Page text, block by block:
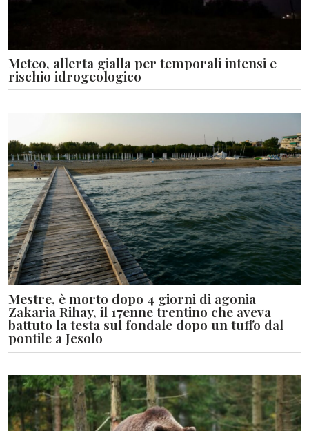
Meteo, allerta gialla per temporali intensi e
rischio idrogeologico
Mestre, è morto dopo 4 giorni di agonia
Zakaria Rihay, il 17enne trentino che aveva
battuto la testa sul fondale dopo un tuffo dal
pontile a Jesolo